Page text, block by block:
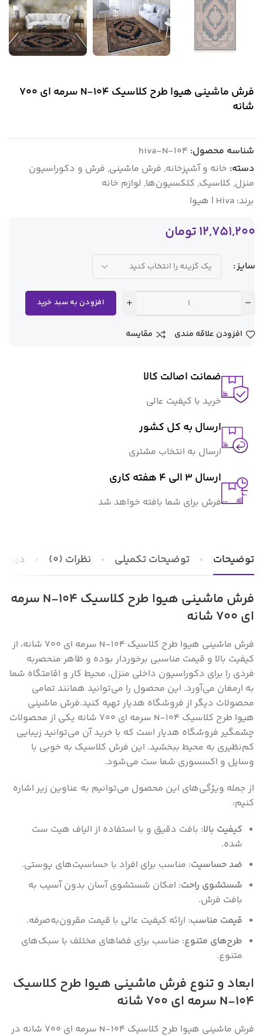
فرش ماشینی هیوا طرح کلاسیک N-104 سرمه ای ۷۰۰
شانه
شناسه محصول: hiva-N-104
دسته: خانه و آشپزخانه, فرش ماشینی, فرش و دکوراسیون
منزل, کلاسیک, کلکسیون‌ها, لوازم خانه
برند: Hiva | هیوا
12,751,200تومان
سایز
افزودن به سبد خرید
افزودن علاقه مندی مقایسه
ضمانت اصالت کالا
خرید با کیفیت عالی
ارسال به کل کشور
ارسال به انتخاب مشتری
ارسال 3 الی 4 هفته کاری
فرش برای شما بافته خواهد شد
توضیحات توضیحات تکمیلی نظرات (0)
فرش ماشینی هیوا طرح کلاسیک N-104 سرمه
ای ۷۰۰ شانه
فرش ماشینی هیوا طرح کلاسیک N-104 سرمه ای ۷۰۰ شانه، از
کیفیت بالا و قیمت مناسبی برخوردار بوده و ظاهر منحصر‌به
فردی را برای دکوراسیون داخلی منزل‌، محیط کار و اقامتگاه شما
به ارمغان می‌آورد. این محصول را می‌توانید همانند تمامی
محصولات دیگر از فروشگاه هدیار تهیه کنید.فرش ماشینی
هیوا طرح کلاسیک N-104 سرمه ای ۷۰۰ شانه یکی از محصولات
چشمگیر فروشگاه هدیار است که با خرید آن می‌توانید زیبایی
کم‌نظیری به محیط ببخشید. این فرش کلاسیک به خوبی با
وسایل و اکسسوری شما ست می‌شود.
از جمله ویژگی‌های این محصول می‌توانیم به عناوین زیر اشاره
کنیم:
کیفیت بالا: بافت دقیق و با استفاده از الیاف هیت ست
شده.
ضد حساسیت: مناسب برای افراد با حساسیت‌های پوستی.
شستشوی راحت: امکان شستشوی آسان بدون آسیب به
بافت فرش.
قیمت مناسب: ارائه کیفیت عالی با قیمت مقرون‌به‌صرفه.
طرح‌های متنوع: مناسب برای فضاهای مختلف با سبک‌های
متنوع.
ابعاد و تنوع فرش ماشینی هیوا طرح کلاسیک
N-104 سرمه ای ۷۰۰ شانه
فرش ماشینی هیوا طرح کلاسیک N-104 سرمه ای ۷۰۰ شانه در